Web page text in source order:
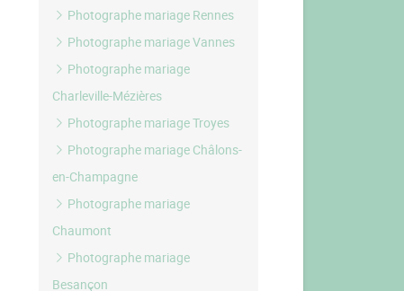
Photographe mariage Rennes
Photographe mariage Vannes
Photographe mariage
Charleville-Mézières
Photographe mariage Troyes
Photographe mariage Châlons-
en-Champagne
Photographe mariage
Chaumont
Photographe mariage
Besançon